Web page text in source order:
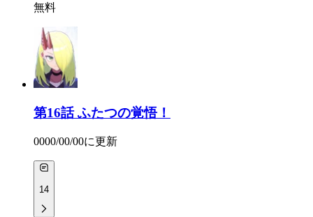
無料
第16話 ふたつの覚悟！
0000/00/00に更新
14